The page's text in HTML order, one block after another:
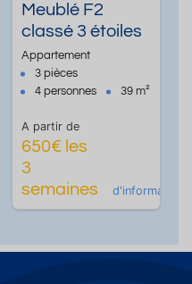
Meublé F2
classé 3 étoiles
Appartement
3 pièces
4 personnes
39 m²
A partir de
650€ les
3
semaines
d'informations